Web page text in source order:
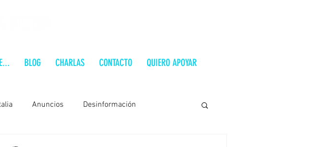
BLOG CHARLAS CONTACTO QUIERO APOYAR
Anuncios Desinformación